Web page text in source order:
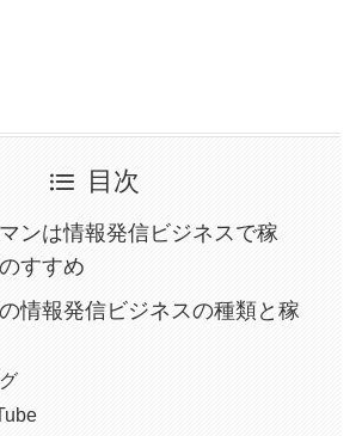
目次
ンは情報発信ビジネスで稼
すすめ
情報発信ビジネスの種類と稼